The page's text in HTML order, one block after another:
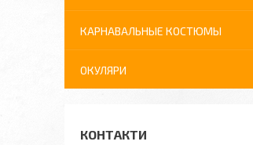
КАРНАВАЛЬНЫЕ КОСТЮМЫ
ОКУЛЯРИ
КОНТАКТИ